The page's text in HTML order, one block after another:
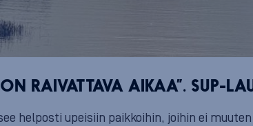
RAIVATTAVA AIKAA”. SUP-
helposti upeisiin paikkoihin, joihin ei